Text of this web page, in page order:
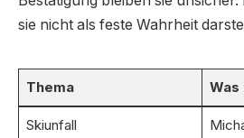
sie nicht als feste Wahrheit
Thema Was
Skiunfall